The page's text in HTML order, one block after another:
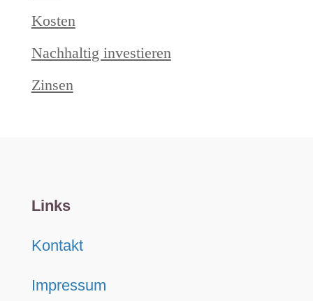
Kosten
Nachhaltig investieren
Zinsen
Links
Kontakt
Impressum